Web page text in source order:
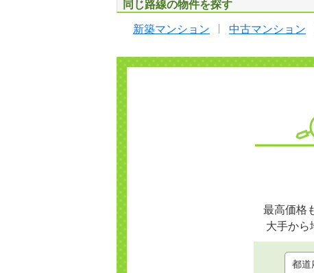
同じ路線の物件を探す
新築マンション 中古マンション
最高価格
大手から